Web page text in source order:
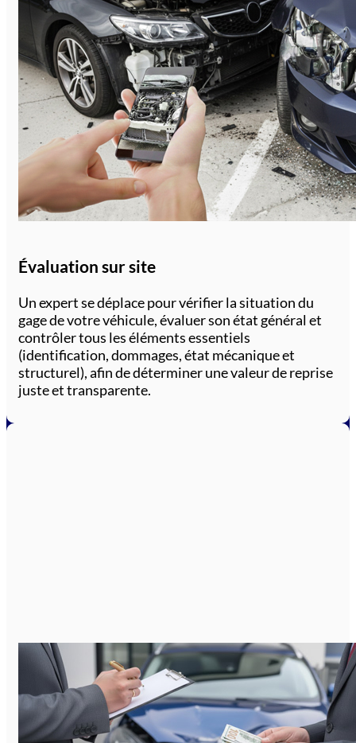
Évaluation sur site
Un expert se déplace pour vérifier la situation du
gage de votre véhicule, évaluer son état général et
contrôler tous les éléments essentiels
(identification, dommages, état mécanique et
structurel), afin de déterminer une valeur de reprise
juste et transparente.